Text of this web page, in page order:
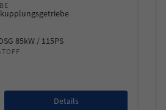
85kW / 115PS
Details